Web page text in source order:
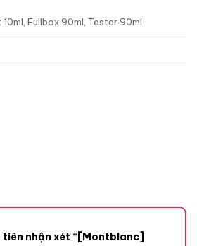
10ml, Fullbox 90ml, Tester 90ml
tiên nhận xét “[Montblanc]